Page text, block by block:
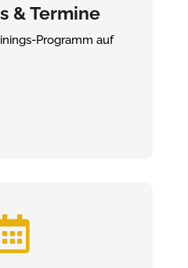
& Termine
Programm auf